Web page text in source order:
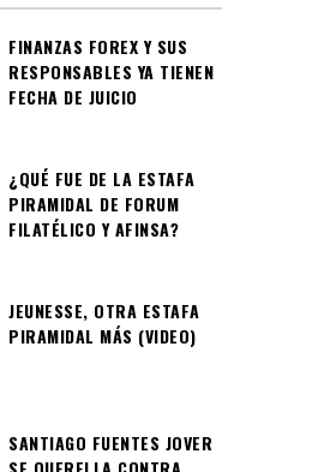
FINANZAS FOREX Y SUS
RESPONSABLES YA TIENEN
FECHA DE JUICIO
¿QUÉ FUE DE LA ESTAFA
PIRAMIDAL DE FORUM
FILATÉLICO Y AFINSA?
JEUNESSE, OTRA ESTAFA
PIRAMIDAL MÁS (VIDEO)
SANTIAGO FUENTES JOVER